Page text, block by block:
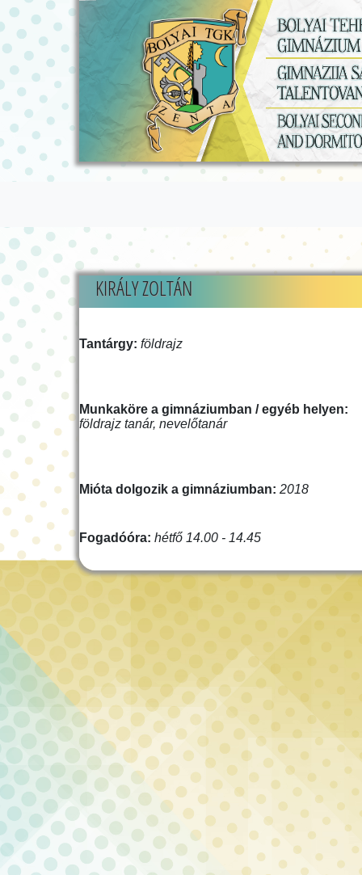
KIRÁLY ZOLTÁN
Tantárgy: földrajz
Munkaköre a gimnáziumban / egyéb helyen:
földrajz tanár, nevelőtanár
Mióta dolgozik a gimnáziumban: 2018
Fogadóóra: hétfő 14.00 - 14.45